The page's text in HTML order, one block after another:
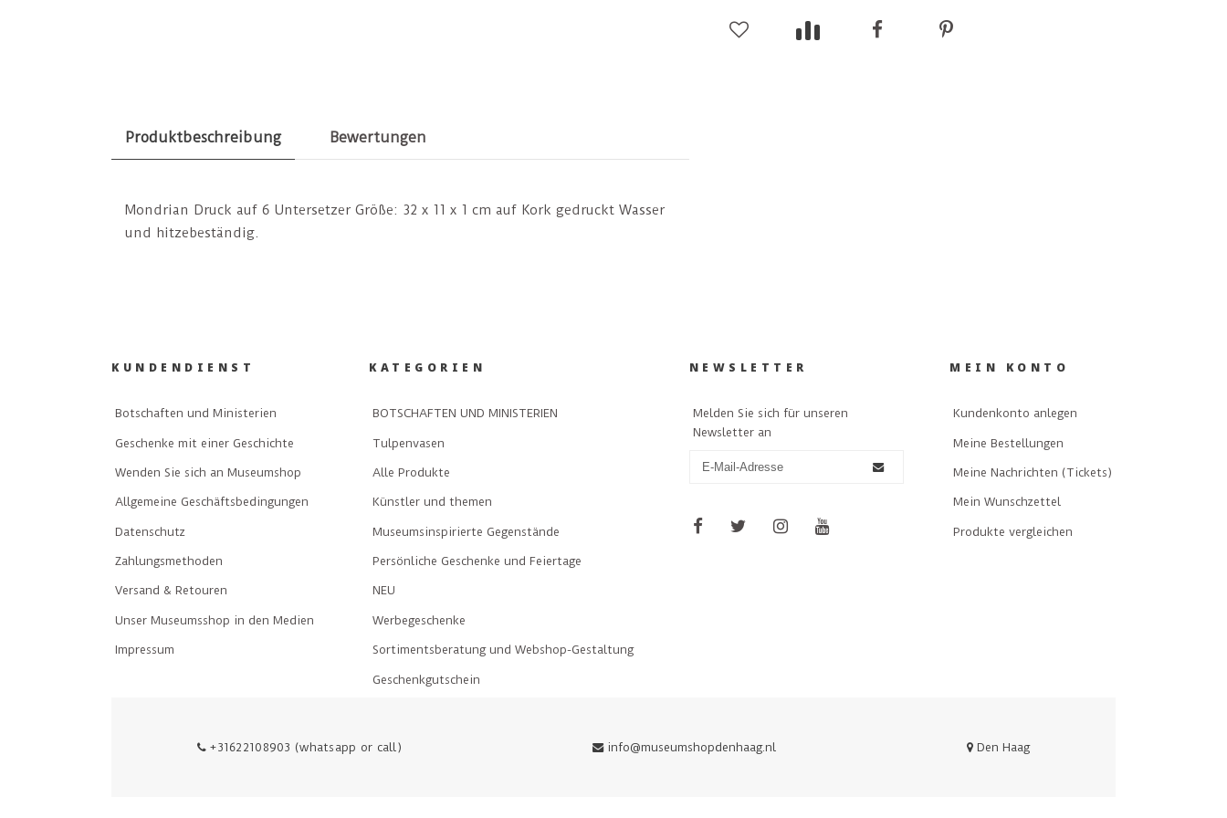
Produktbeschreibung Bewertungen
Mondrian Druck auf 6 Untersetzer Größe: 32 x 11 x 1 cm auf Kork gedruckt Wasser
und hitzebeständig.
KUNDENDIENST
Botschaften und Ministerien
Geschenke mit einer Geschichte
Wenden Sie sich an Museumshop
Allgemeine Geschäftsbedingungen
Datenschutz
Zahlungsmethoden
Versand & Retouren
Unser Museumsshop in den Medien
Impressum
KATEGORIEN
BOTSCHAFTEN UND MINISTERIEN
Tulpenvasen
Alle Produkte
Künstler und themen
Museumsinspirierte Gegenstände
Persönliche Geschenke und Feiertage
NEU
Werbegeschenke
Sortimentsberatung und Webshop-Gestaltung
Geschenkgutschein
NEWSLETTER
Melden Sie sich für unseren
Newsletter an
MEIN KONTO
Kundenkonto anlegen
Meine Bestellungen
Meine Nachrichten (Tickets)
Mein Wunschzettel
Produkte vergleichen
+31622108903 (whatsapp or call) info@museumshopdenhaag.nl Den Haag